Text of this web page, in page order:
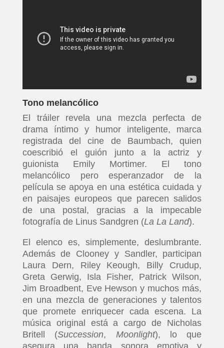
Tono melancólico
El tráiler revela una mezcla perfecta de
drama íntimo y humor inteligente, marca
registrada del cine de Baumbach, quien
coescribió el guión junto a la actriz y
guionista Emily Mortimer. El tono
melancólico pero esperanzador de la
película se apoya en una estética cuidada y
en paisajes europeos que parecen salidos
de una postal, gracias a la impecable
fotografía de Linus Sandgren (La La Land).
El elenco es, simplemente, deslumbrante.
Además de Clooney y Sandler, participan
Laura Dern, Riley Keough, Billy Crudup,
Greta Gerwig, Isla Fisher, Patrick Wilson,
Jim Broadbent, Eve Hewson y muchos más,
en una mezcla de generaciones y talentos
que promete enriquecer cada escena. La
música original está a cargo de Nicholas
Britell (Succession, Moonlight), lo que
asegura una banda sonora emotiva y